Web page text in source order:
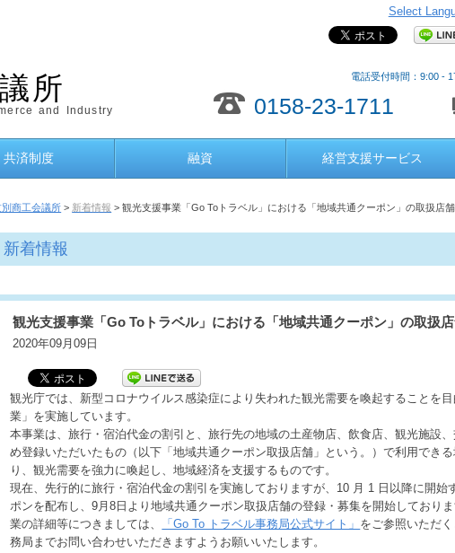
Select
所
and Industry
電話受付時間：9:00 -
0158-23-1711
共済制度 融資 経営支援サービス
別商工会議所 > 新着情報 > 観光支援事業「Go Toトラベル」における「地域共通クーポン」の取扱店
新着情報
観光支援事業「Go Toトラベル」における「地域共通クーポン」の取扱
2020年09月09日
観光庁では、新型コロナウイルス感染症により失われた観光需要を喚起することを
業」を実施しています。
本事業は、旅行・宿泊代金の割引と、旅行先の地域の土産物店、飲食店、観光施設
め登録いただいたもの（以下「地域共通クーポン取扱店舗」という。）で利用でき
り、観光需要を強力に喚起し、地域経済を支援するものです。
現在、先行的に旅行・宿泊代金の割引を実施しておりますが、10 月 1 日以降に開始
ポンを配布し、9月8日より地域共通クーポン取扱店舗の登録・募集を開始しており
業の詳細等につきましては、
「Go To トラベル事務局公式サイト」 をご参照いただ
務局までお問い合わせいただきますようお願いいたします。